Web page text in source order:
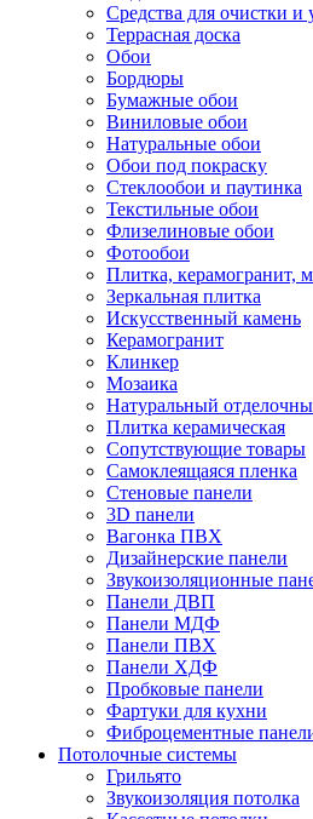
Средства для очистки и
Террасная доска
Обои
Бордюры
Бумажные обои
Виниловые обои
Натуральные обои
Обои под покраску
Стеклообои и паутинка
Текстильные обои
Флизелиновые обои
Фотообои
Плитка, керамогранит,
Зеркальная плитка
Искусственный камень
Керамогранит
Клинкер
Мозаика
Натуральный
Плитка керамическая
Сопутствующие товары
Самоклеящаяся пленка
Стеновые панели
3D панели
Вагонка ПВХ
Дизайнерские панели
Звукоизоляционные
Панели ДВП
Панели МДФ
Панели ПВХ
Панели ХДФ
Пробковые панели
Фартуки для кухни
Фиброцементные
Потолочные системы
Грильято
Звукоизоляция потолка